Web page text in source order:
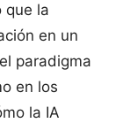
que la
en un
paradigma
en los
la IA